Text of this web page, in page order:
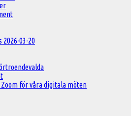
2026-03-20
för våra digitala möten